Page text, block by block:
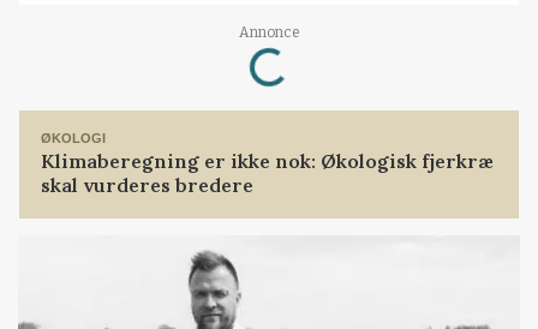
Annonce
Loading...
ØKOLOGI
Klimaberegning er ikke nok: Økologisk fjerkræ
skal vurderes bredere